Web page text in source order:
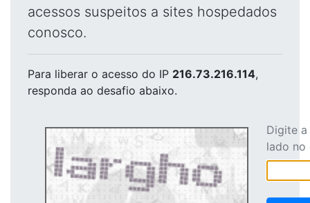
acessos suspeitos a sites hospedados
conosco.
Para liberar o acesso do IP 216.73.216.114,
responda ao desafio abaixo.
Digite
lado no